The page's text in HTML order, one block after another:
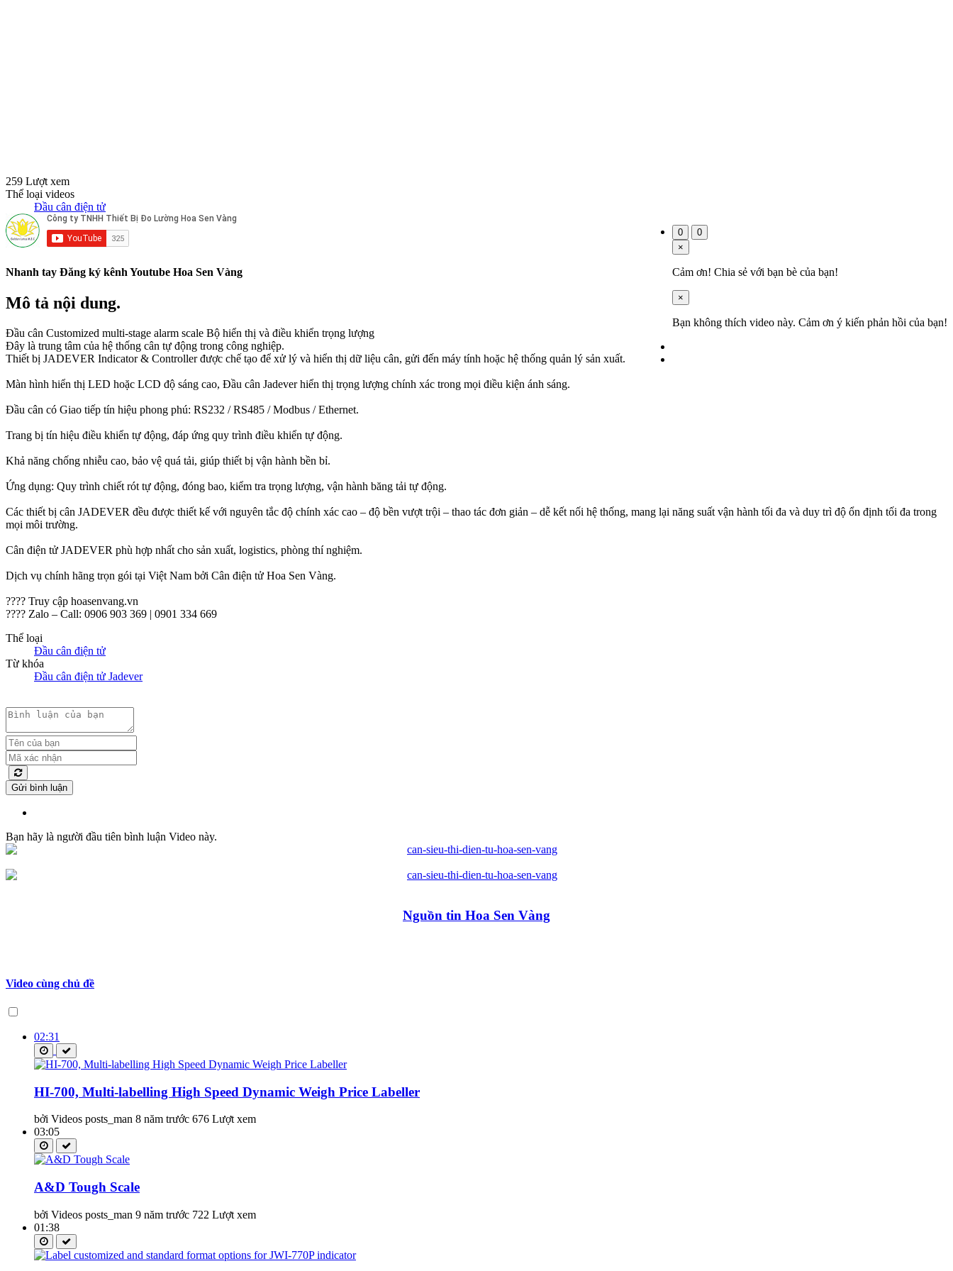
259 Lượt xem
Thể loại videos
Đầu cân điện tử
0
0
×
Cảm ơn! Chia sẻ với bạn bè của bạn!
×
Bạn không thích video này. Cảm ơn ý kiến ​​phản hồi của bạn!
Nhanh tay Đăng ký kênh Youtube Hoa Sen Vàng
Mô tả nội dung.
Đầu cân Customized multi-stage alarm scale Bộ hiển thị và điều khiển trọng lượng
Đây là trung tâm của hệ thống cân tự động trong công nghiệp.
Thiết bị JADEVER Indicator & Controller được chế tạo để xử lý và hiển thị dữ liệu cân, gửi đến máy tính hoặc hệ thống quản lý sản xuất.
Màn hình hiển thị LED hoặc LCD độ sáng cao, Đầu cân Jadever hiển thị trọng lượng chính xác trong mọi điều kiện ánh sáng.
Đầu cân có Giao tiếp tín hiệu phong phú: RS232 / RS485 / Modbus / Ethernet.
Trang bị tín hiệu điều khiển tự động, đáp ứng quy trình điều khiển tự động.
Khả năng chống nhiễu cao, bảo vệ quá tải, giúp thiết bị vận hành bền bỉ.
Ứng dụng: Quy trình chiết rót tự động, đóng bao, kiểm tra trọng lượng, vận hành băng tải tự động.
Các thiết bị cân JADEVER đều được thiết kế với nguyên tắc độ chính xác cao – độ bền vượt trội – thao tác đơn giản – dễ kết nối hệ thống, mang lại năng suất vận hành tối đa và duy trì độ ổn định tối đa trong
mọi môi trường.
Cân điện tử JADEVER phù hợp nhất cho sản xuất, logistics, phòng thí nghiệm.
Dịch vụ chính hãng trọn gói tại Việt Nam bởi Cân điện tử Hoa Sen Vàng.
???? Truy cập hoasenvang.vn
???? Zalo – Call: 0906 903 369 | 0901 334 669
Thể loại
Đầu cân điện tử
Từ khóa
Đầu cân điện tử Jadever
Gửi bình luận
Bạn hãy là người đầu tiên bình luận Video này.
Nguồn tin Hoa Sen Vàng
Video cùng chủ đề
02:31
HI-700, Multi-labelling High Speed Dynamic Weigh Price Labeller
bởi Videos posts_man 8 năm trước 676 Lượt xem
03:05
A&D Tough Scale
bởi Videos posts_man 9 năm trước 722 Lượt xem
01:38